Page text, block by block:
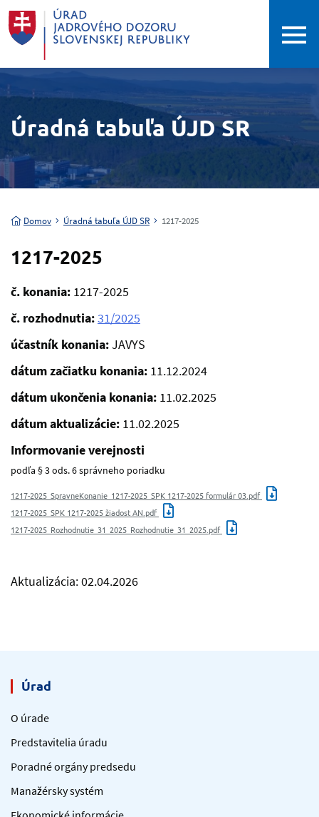
Úradná tabuľa ÚJD SR
Domov Úradná tabuľa ÚJD SR 1217-2025
1217-2025
č. konania: 1217-2025
č. rozhodnutia:31/2025
účastník konania:JAVYS
dátum začiatku konania: 11.12.2024
dátum ukončenia konania: 11.02.2025
dátum aktualizácie: 11.02.2025
Informovanie verejnosti
podľa § 3 ods. 6 správneho poriadku
1217-2025_SpravneKonanie_1217-2025_SPK 1217-2025 formulár 03.pdf
1217-2025_SPK 1217-2025 žiadost AN.pdf
1217-2025_Rozhodnutie_31_2025_Rozhodnutie_31_2025.pdf
Aktualizácia: 02.04.2026
Úrad
O úrade
Predstavitelia úradu
Poradné orgány predsedu
Manažérsky systém